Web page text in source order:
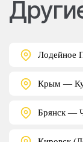
Лодейное
Крым —
Брянск —